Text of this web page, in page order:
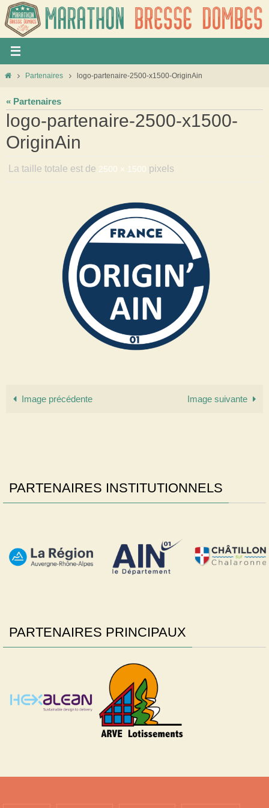
Partenaires logo-partenaire-2500-x1500-OriginAin
« Partenaires
logo-partenaire-2500-x1500-
OriginAin
La taille totale est de 2500 × 1500 pixels
Image précédente Image suivante
PARTENAIRES INSTITUTIONNELS
PARTENAIRES PRINCIPAUX
Panneau de gestion des cookies